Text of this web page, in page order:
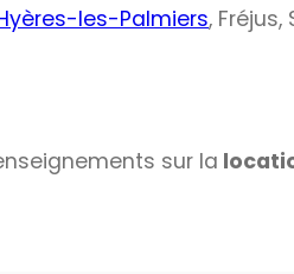
les-Palmiers,
sur la